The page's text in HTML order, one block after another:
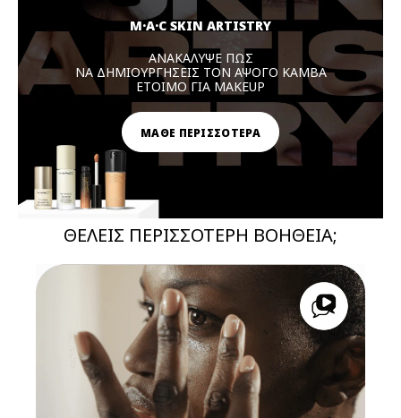
M·A·C SKIN ARTISTRY
ΑΝΑΚΑΛΥΨΕ ΠΩΣ
ΝΑ ΔΗΜΙΟΥΡΓΗΣΕΙΣ ΤΟΝ ΑΨΟΓΟ ΚΑΜΒΑ
ΕΤΟΙΜΟ ΓΙΑ MAKEUP
ΜΑΘΕ ΠΕΡΙΣΣΟΤΕΡΑ
ΘΕΛΕΙΣ ΠΕΡΙΣΣΟΤΕΡΗ ΒΟΗΘΕΙΑ;